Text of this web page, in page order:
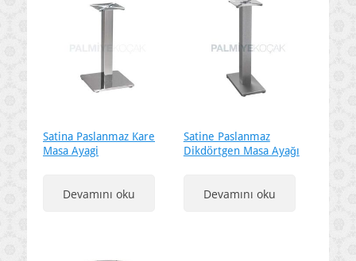
Satina Paslanmaz Kare
Masa Ayagi
Devamını oku
Satine Paslanmaz
Dikdörtgen Masa Ayağı
Devamını oku